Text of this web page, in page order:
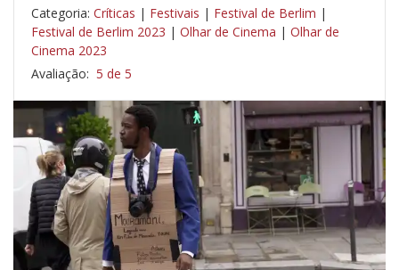
Categoria: Críticas | Festivais | Festival de Berlim |
Festival de Berlim 2023 | Olhar de Cinema | Olhar de
Cinema 2023
Avaliação: 5 de 5